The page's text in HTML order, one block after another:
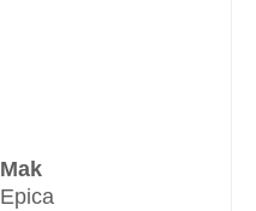
Mak
Epica